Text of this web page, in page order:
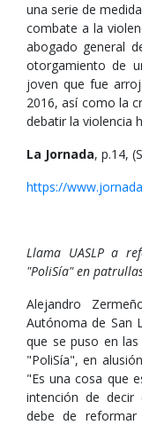
una serie de
combate a la
abogado general
otorgamiento de
joven que fue
2016, así como la
debatir la violencia
La Jornada, p.14,
https://
Llama UASLP a
"PoliSía" en
Alejandro
Autónoma de San
que se puso en
"PoliSía", en
"Es una cosa que
intención de
debe de